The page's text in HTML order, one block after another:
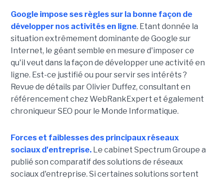
Google impose ses règles sur la bonne façon de
développer nos activités en ligne. Etant donnée la
situation extrêmement dominante de Google sur
Internet, le géant semble en mesure d'imposer ce
qu'il veut dans la façon de développer une activité en
ligne. Est-ce justifié ou pour servir ses intérêts ?
Revue de détails par Olivier Duffez, consultant en
référencement chez WebRankExpert et également
chroniqueur SEO pour le Monde Informatique.
Forces et faiblesses des principaux réseaux
sociaux d'entreprise.Le cabinet Spectrum Groupe a
publié son comparatif des solutions de réseaux
sociaux d'entreprise. Si certaines solutions sortent